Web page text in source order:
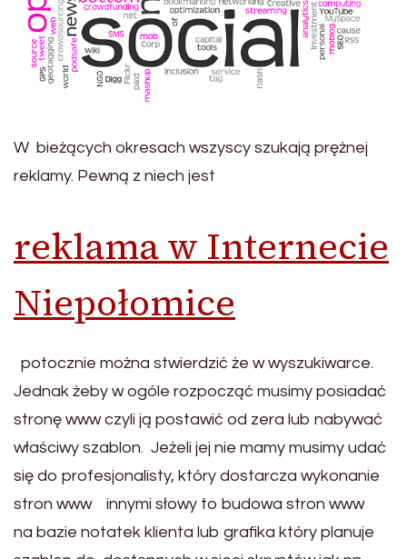
W bieżących okresach wszyscy szukają prężnej
reklamy. Pewną z niech jest
reklama w Internecie
Niepołomice
potocznie można stwierdzić że w wyszukiwarce.
Jednak żeby w ogóle rozpocząć musimy posiadać
stronę www czyli ją postawić od zera lub nabywać
właściwy szablon. Jeżeli jej nie mamy musimy udać
się do profesjonalisty, który dostarcza wykonanie
stron www innymi słowy to budowa stron www
na bazie notatek klienta lub grafika który planuje